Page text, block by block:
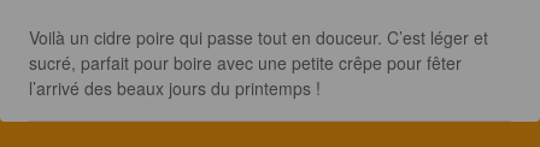
Voilà un cidre poire qui passe tout en douceur. C’est léger et
sucré, parfait pour boire avec une petite crêpe pour fêter
l’arrivé des beaux jours du printemps !